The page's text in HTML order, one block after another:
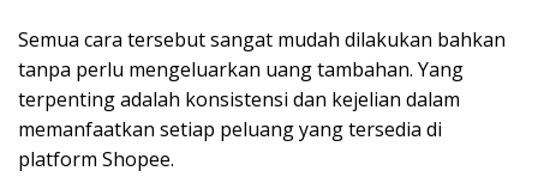
Semua cara tersebut sangat mudah dilakukan bahkan
tanpa perlu mengeluarkan uang tambahan. Yang
terpenting adalah konsistensi dan kejelian dalam
memanfaatkan setiap peluang yang tersedia di
platform Shopee.